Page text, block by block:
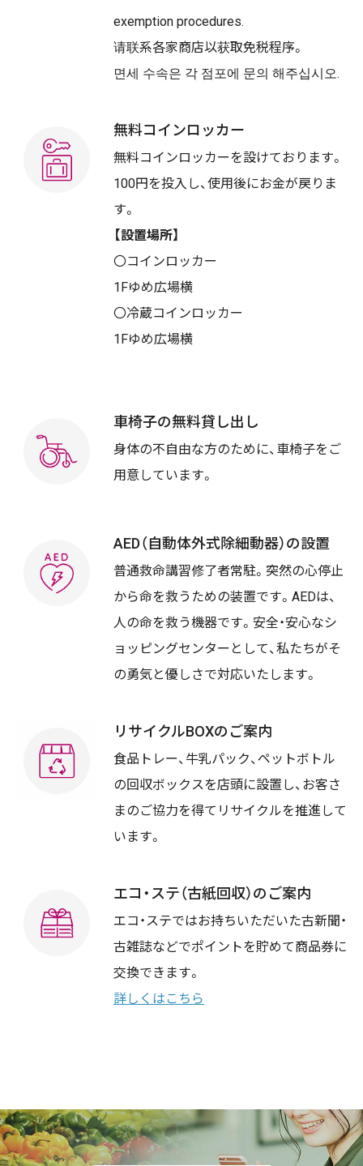
exemption procedures.
请联系各家商店以获取免税程序。
면세 수속은 각 점포에 문의 해주십시오.
無料コインロッカー
無料コインロッカーを設けております。
100円を投入し、使用後にお金が戻りま
す。
【設置場所】
〇コインロッカー
1Fゆめ広場横
〇冷蔵コインロッカー
1Fゆめ広場横
車椅子の無料貸し出し
身体の不自由な方のために、車椅子をご
用意しています。
AED（自動体外式除細動器）の設置
普通救命講習修了者常駐。突然の心停止
から命を救うための装置です。AEDは、
人の命を救う機器です。安全・安心なシ
ョッピングセンターとして、私たちがそ
の勇気と優しさで対応いたします。
リサイクルBOXのご案内
食品トレー、牛乳パック、ペットボトル
の回収ボックスを店頭に設置し、お客さ
まのご協力を得てリサイクルを推進して
います。
エコ・ステ（古紙回収）のご案内
エコ・ステではお持ちいただいた古新聞・
古雑誌などでポイントを貯めて商品券に
交換できます。
詳しくはこちら